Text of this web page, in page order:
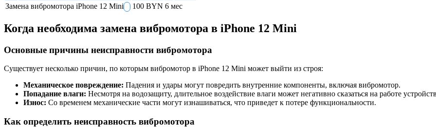
Замена вибромотора iPhone 12 Mini
100 BYN 6 мес
Когда необходима замена вибромотора в iPhone 12 Mini
Основные причины неисправности вибромотора
Существует несколько причин, по которым вибромотор в iPhone 12 Mini может выйти из строя:
Механическое повреждение: Падения и удары могут повредить внутренние компоненты, включая вибромотор.
Попадание влаги: Несмотря на водозащиту, длительное воздействие влаги может негативно сказаться на работе
Износ: Со временем механические части могут изнашиваться, что приведет к потере функциональности.
Как определить неисправность вибромотора